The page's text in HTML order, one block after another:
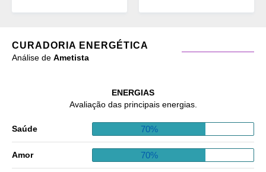
CURADORIA ENERGÉTICA
Análise de Ametista
ENERGIAS
Avaliação das principais energias.
Saúde 70%
Amor 70%